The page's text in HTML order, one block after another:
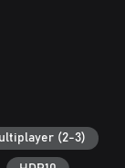
du dich für
Welchen
Online-Koop-
(2-3)